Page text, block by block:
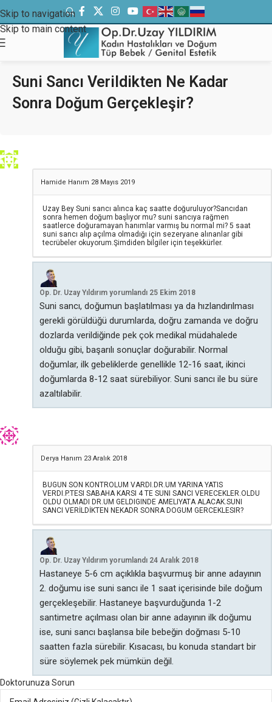
Skip to navigation
Skip to main content
Suni Sancı Verildikten Ne Kadar
Sonra Doğum Gerçekleşir?
Hamide Hanım 28 Mayıs 2019
Uzay Bey Suni sancı alınca kaç saatte doğuruluyor?Sancıdan
sonra hemen doğum başlıyor mu? suni sancıya rağmen
saatlerce doğuramayan hanımlar varmış bu normal mi? 5 saat
suni sancı alıp açılma olmadığı için sezeryane alınanlar gibi
tecrübeler okuyorum.Şimdiden bilgiler için teşekkürler.
Op. Dr. Uzay Yıldırım yorumlandı 25 Ekim 2018
Suni sancı, doğumun başlatılması ya da hızlandırılması
gerekli görüldüğü durumlarda, doğru zamanda ve doğru
dozlarda verildiğinde pek çok medikal müdahalede
olduğu gibi, başarılı sonuçlar doğurabilir. Normal
doğumlar, ilk gebeliklerde genellikle 12-16 saat, ikinci
doğumlarda 8-12 saat sürebiliyor. Suni sancı ile bu süre
azaltılabilir.
Derya Hanım 23 Aralık 2018
BUGUN SON KONTROLUM VARDI.DR.UM YARINA YATIS
VERDI.P.TESI SABAHA KARSI 4 TE SUNI SANCI VERECEKLER.OLDU
OLDU OLMADI DR.UM GELDIGINDE AMELIYATA ALACAK.SUNI
SANCI VERİLDİKTEN NEKADR SONRA DOGUM GERCEKLESIR?
Op. Dr. Uzay Yıldırım yorumlandı 24 Aralık 2018
Hastaneye 5-6 cm açıklıkla başvurmuş bir anne adayının
2. doğumu ise suni sancı ile 1 saat içerisinde bile doğum
gerçekleşebilir. Hastaneye başvurduğunda 1-2
santimetre açılması olan bir anne adayının ilk doğumu
ise, suni sancı başlansa bile bebeğin doğması 5-10
saatten fazla sürebilir. Kısacası, bu konuda standart bir
süre söylemek pek mümkün değil.
Doktorunuza Sorun